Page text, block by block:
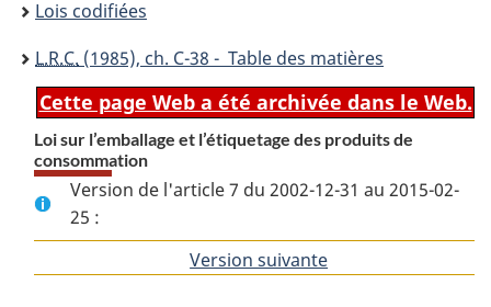
Lois codifiées
L.R.C. (1985), ch. C-38 - Table des matières
Cette page Web a été archivée dans le Web.
Loi sur l’emballage et l’étiquetage des produits de
consommation
Version de l'article 7 du 2002-12-31 au 2015-02-
25 :
Version suivante